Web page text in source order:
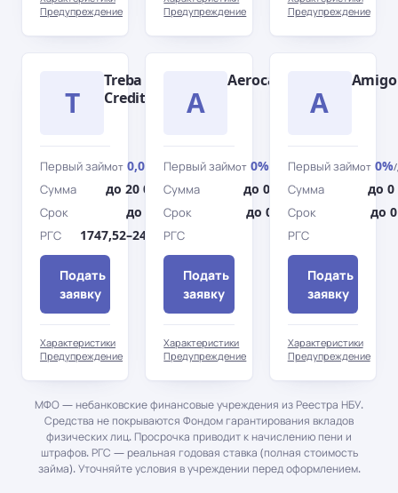
Предупреждение
Предупреждение
Предупреждение
T
Treba
Credit
Первый займот 0,09% /день
Сумма до 20 000 грн
Срок до 360 дн.
РГС 1747,52–2442,72%
Подать
заявку
Характеристики
Предупреждение
A
Aerocash
Первый займот 0% /день
Сумма до 0 грн
Срок до 0 дн.
РГС 0%
Подать
заявку
Характеристики
Предупреждение
A
Amigo
Первый займот 0%
Сумма до 0
Срок до
РГС
Подать
заявку
Характеристики
Предупреждение
МФО — небанковские финансовые учреждения из Реестра НБУ.
Средства не покрываются Фондом гарантирования вкладов
физических лиц. Просрочка приводит к начислению пени и
штрафов. РГС — реальная годовая ставка (полная стоимость
займа). Уточняйте условия в учреждении перед оформлением.